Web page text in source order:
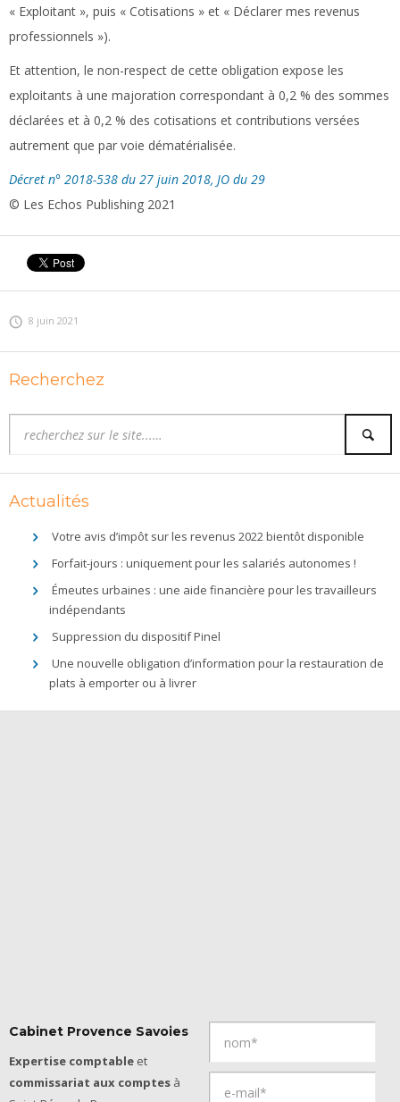
« Exploitant », puis « Cotisations » et « Déclarer mes revenus
professionnels »).
Et attention, le non-respect de cette obligation expose les
exploitants à une majoration correspondant à 0,2 % des sommes
déclarées et à 0,2 % des cotisations et contributions versées
autrement que par voie dématérialisée.
Décret n° 2018-538 du 27 juin 2018, JO du 29
© Les Echos Publishing 2021
8 juin 2021
Recherchez
Actualités
Votre avis d’impôt sur les revenus 2022 bientôt disponible
Forfait-jours : uniquement pour les salariés autonomes !
Émeutes urbaines : une aide financière pour les travailleurs
indépendants
Suppression du dispositif Pinel
Une nouvelle obligation d’information pour la restauration de
plats à emporter ou à livrer
Cabinet Provence Savoies
Expertise comptable et
commissariat aux comptes à